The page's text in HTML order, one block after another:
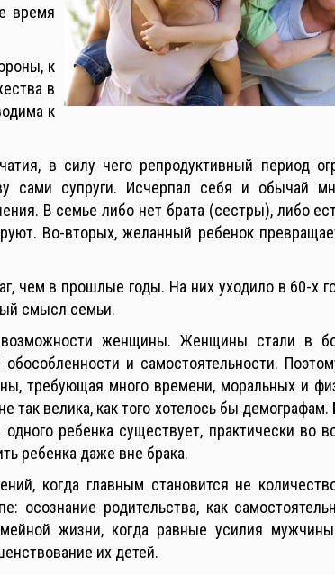
время
к
в
к
в силу чего репродуктивный период
супруги. Исчерпал себя и обычай
В семье либо нет брата (сестры), либо
Во-вторых, желанный ребенок
чем в прошлые годы. На них уходило в 60-х
смысл семьи.
возможности женщины. Женщины стали в
и самостоятельности.
требующая много времени, моральных и
так велика, как того хотелось бы
ребенка существует, практически во
ребенка даже вне брака.
когда главным становится не
осознание родительства, как
жизни, когда равные усилия
их детей.